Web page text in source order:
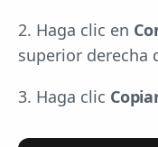
2. Haga clic en
superior derecha
3. Haga clic